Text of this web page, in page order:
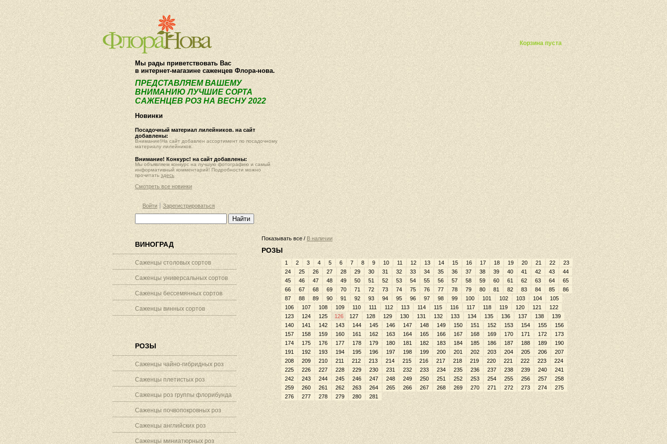
Корзина пуста
О компании Как купить Фотогалерея Статьи Опт Контакты
Мы рады приветствовать Вас
в интернет-магазине саженцев Флора-нова.
ПРЕДСТАВЛЯЕМ ВАШЕМУ
ВНИМАНИЮ ЛУЧШИЕ СОРТА
САЖЕНЦЕВ РОЗ НА ВЕСНУ 2022
Новинки
Посадочный материал лилейников. на сайт
добавлены:
Внимание!На сайт добавлен ассортимент по посадочному
материалу лилейников.
Внимание! Конкурс! на сайт добавлены:
Мы объявляем конкурс на лучшую фотографию и самый
информативный комментарий! Подробности можно
прочитать здесь
Смотреть все новинки
Войти Зарегистрироваться
ВИНОГРАД
Саженцы столовых сортов
Саженцы универсальных сортов
Саженцы бессемянных сортов
Саженцы винных сортов
РОЗЫ
Саженцы чайно-гибридных роз
Саженцы плетистых роз
Саженцы роз группы флорибунда
Саженцы почвопокровных роз
Саженцы английских роз
Саженцы миниатюрных роз
Показывать все /В наличии
РОЗЫ
1 2 3 4 5 6 7 8 9 10 11 12 13 14 15 16 17 18 19 20 21 22
23
24
25 26 27 28 29 30 31 32 33 34 35 36 37 38 39 40 41 42 43
44
45
46 47 48 49 50 51 52 53 54 55 56 57 58 59 60 61 62 63 64
65
66
67 68 69 70 71 72 73 74 75 76 77 78 79 80 81 82 83 84 85
86
87
88 89 90 91 92 93 94 95 96 97 98 99 100 101 102 103 104
105
106
107 108 109 110 111 112 113 114 115 116 117 118 119 120 121
122
123
124 125 126 127 128 129 130 131 132 133 134 135 136 137 138
139
140
141 142 143 144 145 146 147 148 149 150 151 152 153 154 155
156
157
158 159 160 161 162 163 164 165 166 167 168 169 170 171 172
173
174
175 176 177 178 179 180 181 182 183 184 185 186 187 188 189
190
191
192 193 194 195 196 197 198 199 200 201 202 203 204 205 206
207
208
209 210 211 212 213 214 215 216 217 218 219 220 221 222 223
224
225
226 227 228 229 230 231 232 233 234 235 236 237 238 239 240
241
242
243 244 245 246 247 248 249 250 251 252 253 254 255 256 257
258
259
260 261 262 263 264 265 266 267 268 269 270 271 272 273 274
275
276
277 278 279 280 281